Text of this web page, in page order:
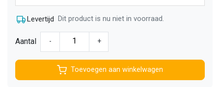
Levertijd Dit product is nu niet in voorraad.
Aantal - +
Toevoegen aan winkelwagen